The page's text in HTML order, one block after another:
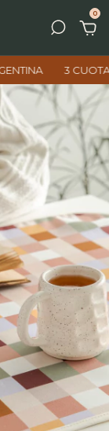
0
3 CUOTAS SIN